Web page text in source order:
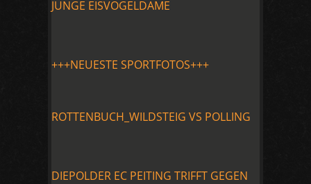
JUNGE EISVOGELDAME
+++NEUESTE SPORTFOTOS+++
ROTTENBUCH_WILDSTEIG VS POLLING
DIEPOLDER EC PEITING TRIFFT GEGEN